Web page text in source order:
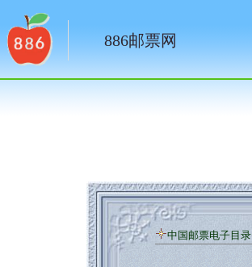
886邮票网
中国邮票电子目录